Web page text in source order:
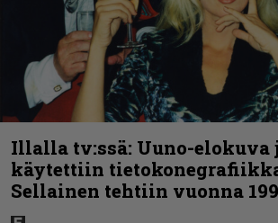
Illalla tv:ssä: Uuno-elokuva
käytettiin
Sellainen tehtiin vuonna